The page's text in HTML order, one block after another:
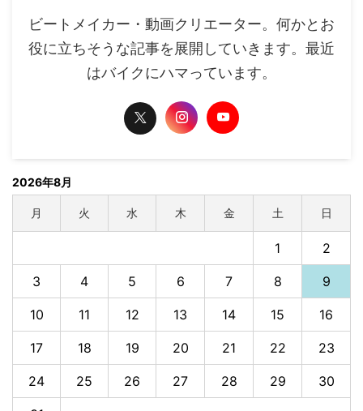
ビートメイカー・動画クリエーター。何かとお
役に立ちそうな記事を展開していきます。最近
はバイクにハマっています。
2026年8月
月 火 水 木 金 土 日
1 2
3 4 5 6 7 8 9
10 11 12 13 14 15 16
17 18 19 20 21 22 23
24 25 26 27 28 29 30